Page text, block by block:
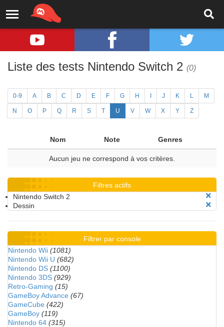
Liste des tests Nintendo Switch 2 (0)
0-9 A B C D E F G H J K L M
N O P Q R S T U V W X Y Z
Nom Note Genres
Aucun jeu ne correspond à vos critères.
Filtres actifs
Nintendo Switch 2
Dessin
Filtrer par console
Nintendo Wii (1081)
Nintendo Wii U (682)
Nintendo DS (1100)
Nintendo 3DS (929)
Retro-Gaming (15)
GameBoy Advance (67)
GameCube (422)
GameBoy (119)
Nintendo 64 (315)